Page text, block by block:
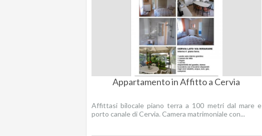
Appartamento in Affitto a Cervia
Affittasi bilocale piano terra a 100 metri dal mare e
porto canale di Cervia. Camera matrimoniale con...